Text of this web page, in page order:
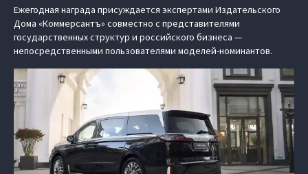
Ежегодная награда присуждается экспертами Издательского
Дома «Коммерсантъ» совместно с представителями
государственных структур и российского бизнеса —
непосредственными пользователями моделей-номинантов.